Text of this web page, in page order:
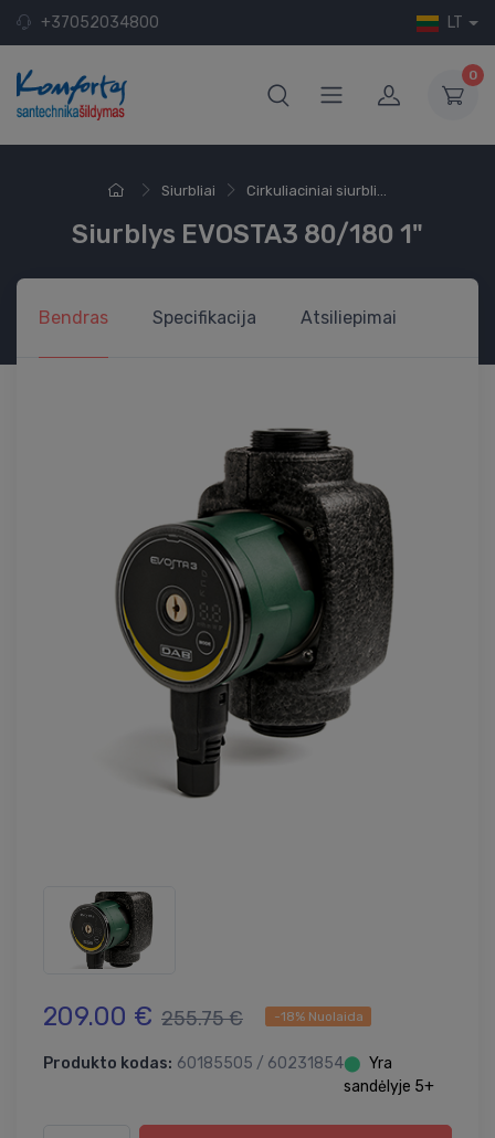
+37052034800 LT
0
Siurbliai Cirkuliaciniai siurbli...
Siurblys EVOSTA3 80/180 1"
Bendras Specifikacija Atsiliepimai
209.00 € 255.75 € -18% Nuolaida
Produkto kodas: 60185505 / 60231854⬤ Yra
sandėlyje 5+